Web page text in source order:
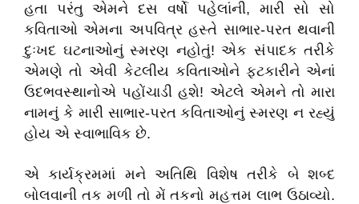
હતા પરંતુ એમને દસ વર્ષો પહેલાંની, મારી સો સો
કવિતાઓ એમના અપવિત્ર હસ્તે સાભાર-પરત થવાની
દુઃખદ ઘટનાઓનું સ્મરણ નહોતું! એક સંપાદક તરીકે
એમણે તો એવી કેટલીય કવિતાઓને ફટકારીને એનાં
ઉદભવસ્થાનોએ પહોંચાડી હશે! એટલે એમને તો મારા
નામનું કે મારી સાભાર-પરત કવિતાઓનું સ્મરણ ન રહ્યું
હોય એ સ્વાભાવિક છે.
એ કાર્યક્રમમાં મને અતિથિ વિશેષ તરીકે બે શબ્દ
બોલવાની તક મળી તો મેં તકનો મહત્તમ લાભ ઉઠાવ્યો.